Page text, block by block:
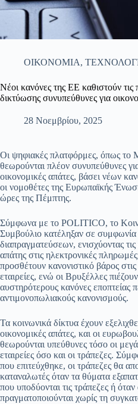
ΟΙΚΟΝΟΜΙΑ,
Νέοι κανόνες της ΕΕ καθιστούν τις
δικτύωσης συνυπεύθυνες για
28 Νοεμβρίου, 2025
Οι ψηφιακές πλατφόρμες, όπως το
θεωρούνται πλέον συνυπεύθυνες
οικονομικές απάτες, βάσει νέων
οι νομοθέτες της Ευρωπαϊκής
ώρες της Πέμπτης.
Σύμφωνα με το POLITICO, το
Συμβούλιο κατέληξαν σε
διαπραγματεύσεων, ενισχύοντας
απάτης στις ηλεκτρονικές
προσθέτουν κανονιστικό βάρος
εταιρείες, ενώ οι Βρυξέλλες
αυστηρότερους κανόνες εποπτείας
αντιμονοπωλιακούς κανονισμούς.
Τα κοινωνικά δίκτυα έχουν
οικονομικές απάτες, και οι
θεωρούνται υπεύθυνες τόσο οι
εταιρείες όσο και οι τράπεζες.
που επιτεύχθηκε, οι τράπεζες θα
καταναλωτές όταν τα θύματα
που υποδύονται τις τράπεζες ή
πραγματοποιούνται χωρίς τη